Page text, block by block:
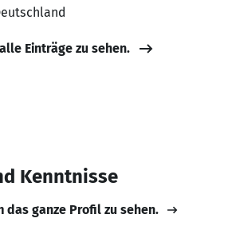
Einträge zu sehen.
Kenntnisse
das ganze Profil zu sehen.